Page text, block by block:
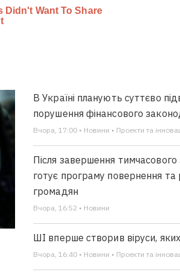
В Україні планують суттєво
порушення фінансового
Вчора, 17:00 • Новини • Проекти та
Після завершення
готує програму повернення та
громадян
Вчора, 16:52 • Новини
ШІ вперше створив віруси,
Вчора, 16:40 • Новини • Проекти та